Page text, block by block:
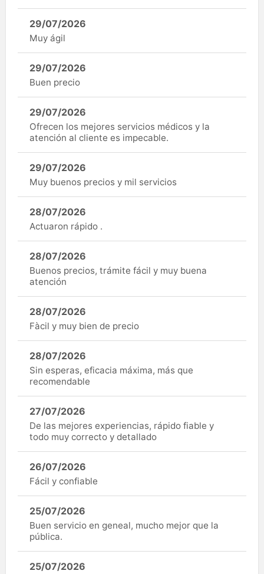
29/07/2026
Muy ágil
29/07/2026
Buen precio
29/07/2026
Ofrecen los mejores servicios médicos y la
atención al cliente es impecable.
29/07/2026
Muy buenos precios y mil servicios
28/07/2026
Actuaron rápido .
28/07/2026
Buenos precios, trámite fácil y muy buena
atención
28/07/2026
Fàcil y muy bien de precio
28/07/2026
Sin esperas, eficacia máxima, más que
recomendable
27/07/2026
De las mejores experiencias, rápido fiable y
todo muy correcto y detallado
26/07/2026
Fácil y confiable
25/07/2026
Buen servicio en geneal, mucho mejor que la
pública.
25/07/2026